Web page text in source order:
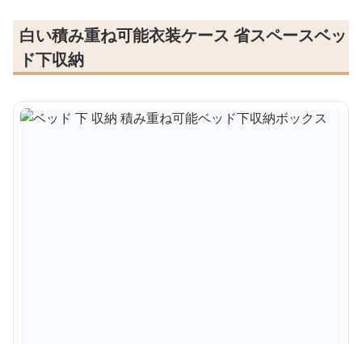
白い積み重ね可能衣装ケース 省スペースベッ
ド下収納